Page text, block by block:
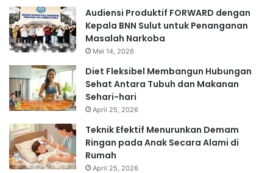
Audiensi Produktif FORWARD dengan
Kepala BNN Sulut untuk Penanganan
Masalah Narkoba
Mei 14, 2026
Diet Fleksibel Membangun Hubungan
Sehat Antara Tubuh dan Makanan
Sehari-hari
April 25, 2026
Teknik Efektif Menurunkan Demam
Ringan pada Anak Secara Alami di
Rumah
April 25, 2026